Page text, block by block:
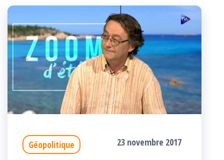
Géopolitique 23 novembre 2017